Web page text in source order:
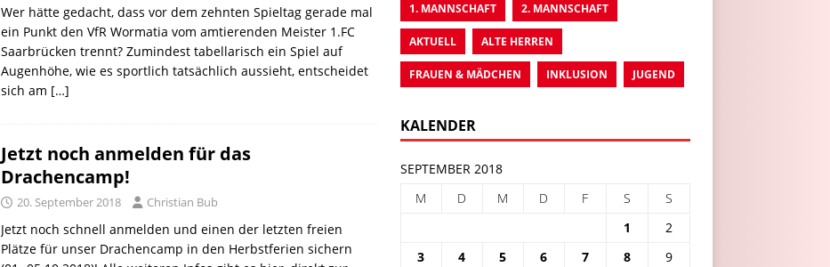
Wer hätte gedacht, dass vor dem zehnten Spieltag gerade mal
ein Punkt den VfR Wormatia vom amtierenden Meister 1.FC
Saarbrücken trennt? Zumindest tabellarisch ein Spiel auf
Augenhöhe, wie es sportlich tatsächlich aussieht, entscheidet
sich am […]
Jetzt noch anmelden für das
Drachencamp!
20. September 2018 Christian Bub
Jetzt noch schnell anmelden und einen der letzten freien
Plätze für unser Drachencamp in den Herbstferien sichern
1. MANNSCHAFT 2. MANNSCHAFT
AKTUELL ALTE HERREN
FRAUEN & MÄDCHEN INKLUSION JUGEND
KALENDER
SEPTEMBER 2018
M
D M D F S
S
1
2
3
4 5 6 7 8 9